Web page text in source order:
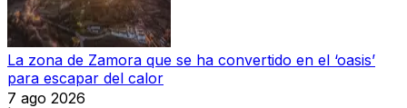
La zona de Zamora que se ha convertido en el ‘oasis’
para escapar del calor
7 ago 2026